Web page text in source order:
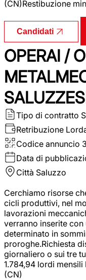
(CN)Restibuzione
Candidati
OPERAI /
Tipo di contratto
Retribuzione
Codice annuncio
Data di
Città Saluzzo
Cerchiamo risorse
cicli produttivi, nel
lavorazioni
verranno inserite
determinato in
proroghe.Richiesta
giornaliero o sui tre
1.784,94 lordi
(CN)